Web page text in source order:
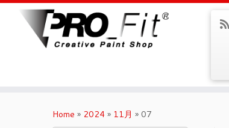
Home » 2024 » 11月 » 07